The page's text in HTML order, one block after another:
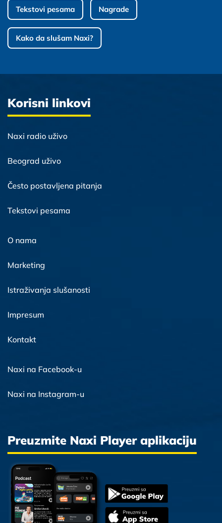
Tekstovi pesama Nagrade
Kako da slušam Naxi?
Korisni linkovi
Naxi radio uživo
Beograd uživo
Često postavljena pitanja
Tekstovi pesama
O nama
Marketing
Istraživanja slušanosti
Impresum
Kontakt
Naxi na Facebook-u
Naxi na Instagram-u
Preuzmite Naxi Player aplikaciju